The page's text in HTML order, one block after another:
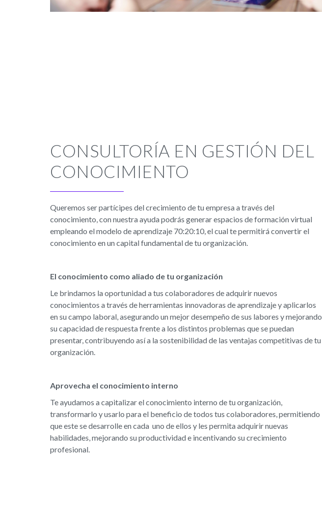
CONSULTORÍA EN GESTIÓN DEL
CONOCIMIENTO
Queremos ser partícipes del crecimiento de tu empresa a través del
conocimiento, con nuestra ayuda podrás generar espacios de formación virtual
empleando el modelo de aprendizaje 70:20:10, el cual te permitirá convertir el
conocimiento en un capital fundamental de tu organización.
El conocimiento como aliado de tu organización
Le brindamos la oportunidad a tus colaboradores de adquirir nuevos
conocimientos a través de herramientas innovadoras de aprendizaje y aplicarlos
en su campo laboral, asegurando un mejor desempeño de sus labores y mejorando
su capacidad de respuesta frente a los distintos problemas que se puedan
presentar, contribuyendo así a la sostenibilidad de las ventajas competitivas de tu
organización.
Aprovecha el conocimiento interno
Te ayudamos a capitalizar el conocimiento interno de tu organización,
transformarlo y usarlo para el beneficio de todos tus colaboradores, permitiendo
que este se desarrolle en cada uno de ellos y les permita adquirir nuevas
habilidades, mejorando su productividad e incentivando su crecimiento
profesional.